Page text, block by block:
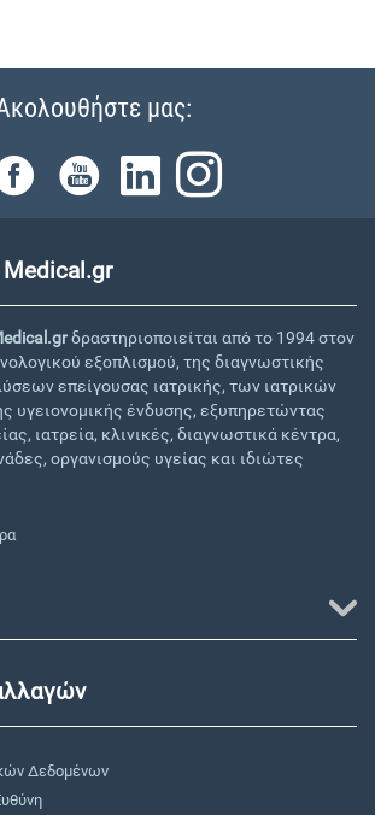
μας:
Medical.gr
δραστηριοποιείται από το 1994 στον
εξοπλισμού, της διαγνωστικής
επείγουσας ιατρικής, των ιατρικών
υγειονομικής ένδυσης, εξυπηρετώντας
ιατρεία, κλινικές, διαγνωστικά κέντρα,
οργανισμούς υγείας και ιδιώτες
Δεδομένων